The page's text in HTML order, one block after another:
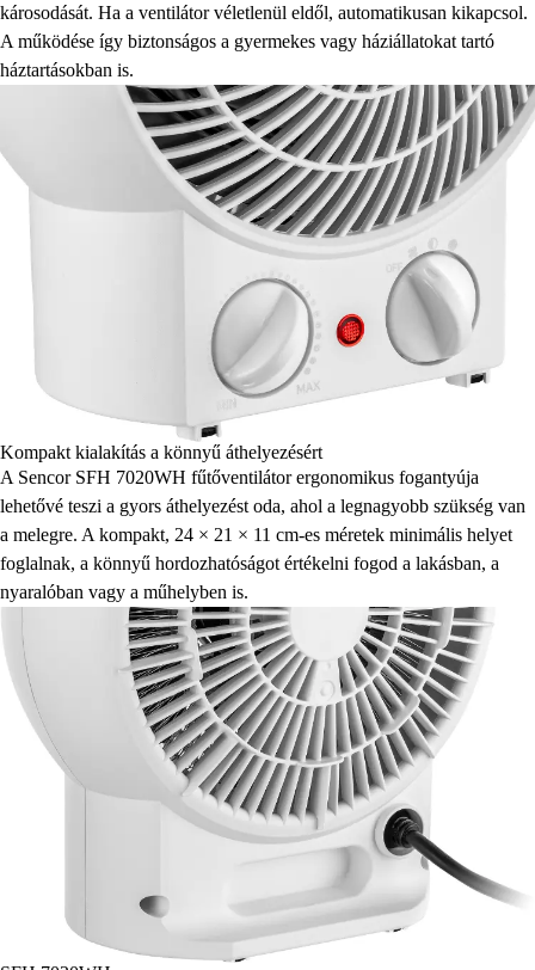
károsodását. Ha a ventilátor véletlenül eldől, automatikusan kikapcsol.
A működése így biztonságos a gyermekes vagy háziállatokat tartó
háztartásokban is.
Kompakt kialakítás a könnyű áthelyezésért
A Sencor SFH 7020WH fűtőventilátor ergonomikus fogantyúja
lehetővé teszi a gyors áthelyezést oda, ahol a legnagyobb szükség van
a melegre. A kompakt, 24 × 21 × 11 cm-es méretek minimális helyet
foglalnak, a könnyű hordozhatóságot értékelni fogod a lakásban, a
nyaralóban vagy a műhelyben is.